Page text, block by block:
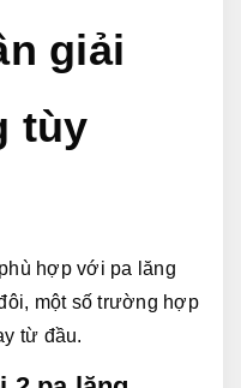
giải
tùy
hợp với pa lăng
một số trường hợp
từ đầu.